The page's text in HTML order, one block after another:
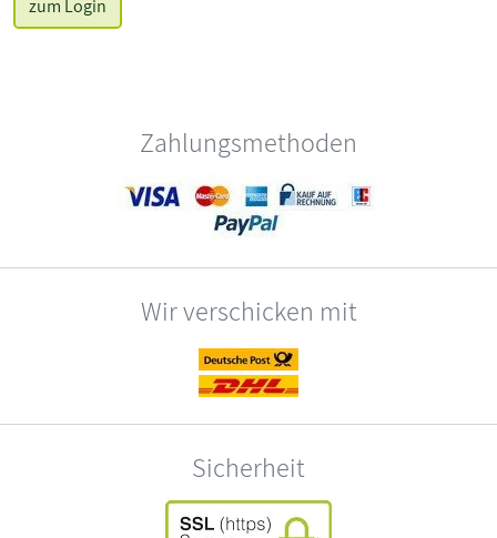
zum Login
Zahlungsmethoden
Wir verschicken mit
Sicherheit